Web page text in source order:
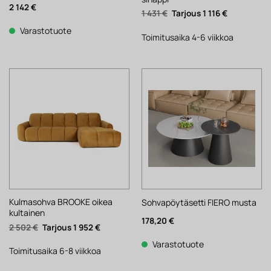
2 142€
Varastotuote
1 431€ Alkuperäinen
hinta
1
431 €.
1 116€Nykyinen
1
116 €.
Toimitusaika 4-6 viikkoa
Kulmasohva BROOKE oikea
kultainen
2 502€ Alkuperäinen
hinta
2
502 €.
1 952€Nykyinen
1
Toimitusaika 6-8 viikkoa
Sohvapöytäsetti FIERO musta
178,20 €
Varastotuote